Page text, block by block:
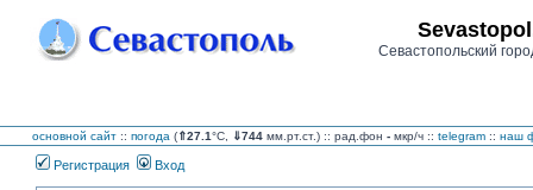
Севастопольский
основной сайт :: погода (⇑27.1°C, ⇓744 мм.рт.ст.) :: рад.фон - мкр/ч :: telegram :: наш
Регистрация Вход